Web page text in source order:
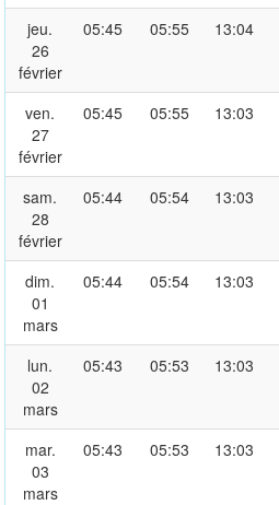
jeu.
26
février
05:45 05:55 13:04
ven.
27
février
05:45 05:55 13:03
sam.
28
février
05:44 05:54 13:03
dim.
01
mars
05:44 05:54 13:03
lun.
02
mars
05:43 05:53 13:03
mar.
03
mars
05:43 05:53 13:03